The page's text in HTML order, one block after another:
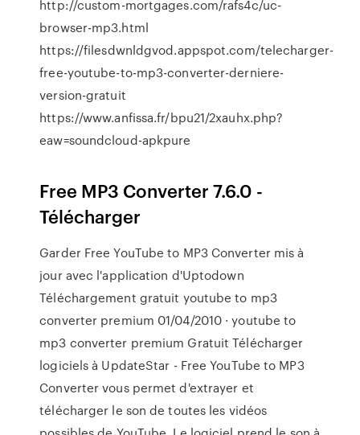
http://custom-mortgages.com/rafs4c/uc-
browser-mp3.html
https://filesdwnldgvod.appspot.com/telecharger-
free-youtube-to-mp3-converter-derniere-
version-gratuit
https://www.anfissa.fr/bpu21/2xauhx.php?
eaw=soundcloud-apkpure
Free MP3 Converter 7.6.0 -
Télécharger
Garder Free YouTube to MP3 Converter mis à
jour avec l'application d'Uptodown
Téléchargement gratuit youtube to mp3
converter premium 01/04/2010 · youtube to
mp3 converter premium Gratuit Télécharger
logiciels à UpdateStar - Free YouTube to MP3
Converter vous permet d'extrayer et
télécharger le son de toutes les vidéos